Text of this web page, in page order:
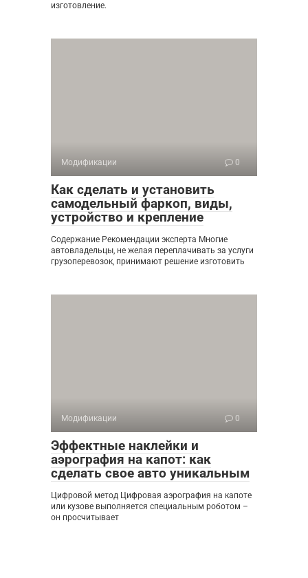
изготовление.
Модификации 0
Как сделать и установить
самодельный фаркоп, виды,
устройство и крепление
Содержание Рекомендации эксперта Многие
автовладельцы, не желая переплачивать за услуги
грузоперевозок, принимают решение изготовить
Модификации 0
Эффектные наклейки и
аэрография на капот: как
сделать свое авто уникальным
Цифровой метод Цифровая аэрография на капоте
или кузове выполняется специальным роботом –
он просчитывает